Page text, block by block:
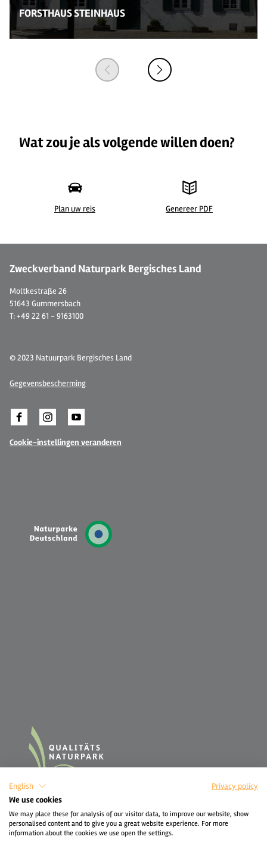
FORSTHAUS STEINHAUS
Wat zou je als volgende willen doen?
Plan uw reis Genereer PDF
Zweckverband Naturpark Bergisches Land
Moltkestraße 26
51643 Gummersbach
T: +49 22 61 - 9163100
© 2023 Natuurpark Bergisches Land
Gegevensbescherming
Cookie-instellingen veranderen
English
Privacy policy
We use cookies
We may place these for analysis of our visitor data, to improve our website, show
personalised content and to give you a great website experience. For more
information about the cookies we use open the settings.